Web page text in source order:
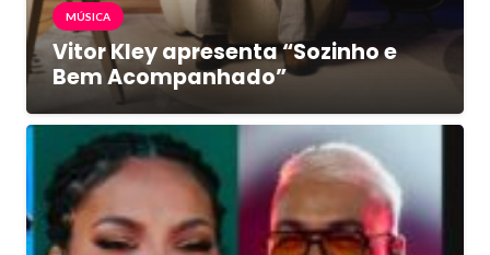
MÚSICA
Vitor Kley apresenta “Sozinho e
Bem Acompanhado”